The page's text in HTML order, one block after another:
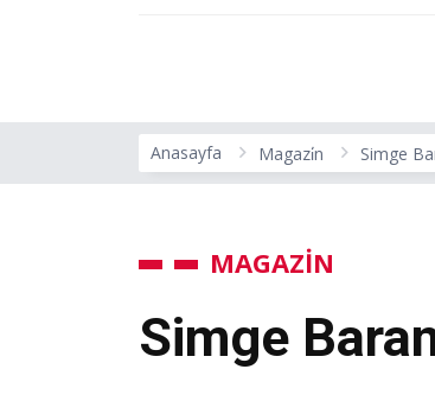
Anasayfa Magazi̇n Simge
MAGAZİN
Simge